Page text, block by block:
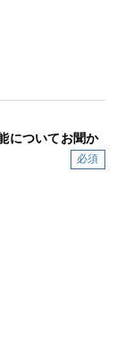
についてお聞か